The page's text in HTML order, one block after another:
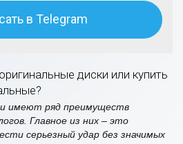
в Telegram
диски или купить
имеют ряд преимуществ
Главное из них – это
серьезный удар без значимых